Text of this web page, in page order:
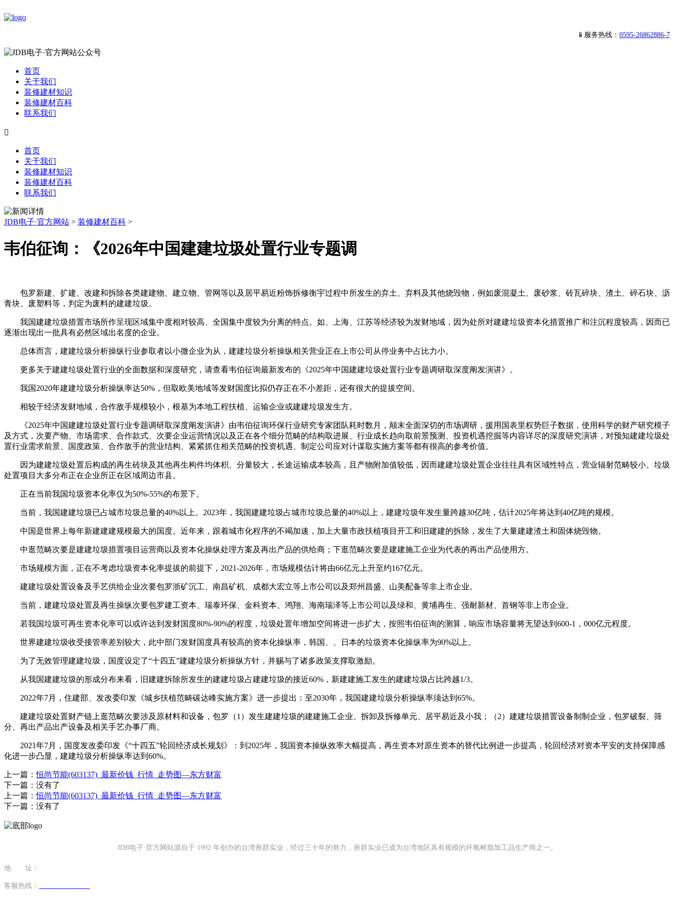
📱服务热线： 0595-26862886-7
首页
关于我们
装修建材知识
装修建材百科
联系我们

首页
关于我们
装修建材知识
装修建材百科
联系我们
JDB电子·官方网站 > 装修建材百科 >
韦伯征询：《2026年中国建建垃圾处置行业专题调
包罗新建、扩建、改建和拆除各类建建物、建立物、管网等以及居平易近粉饰拆修衡宇过程中所发生的弃土、弃料及其他烧毁物，例如废混凝土、废砂浆、砖瓦碎块、渣土、碎石块、沥
青块、废塑料等，判定为废料的建建垃圾。
我国建建垃圾措置市场所作呈现区域集中度相对较高、全国集中度较为分离的特点。如、上海、江苏等经济较为发财地域，因为处所对建建垃圾资本化措置推广和注沉程度较高，因而已
逐渐出现出一批具有必然区域出名度的企业。
总体而言，建建垃圾分析操纵行业参取者以小微企业为从，建建垃圾分析操纵相关营业正在上市公司从停业务中占比力小。
更多关于建建垃圾处置行业的全面数据和深度研究，请查看韦伯征询最新发布的《2025年中国建建垃圾处置行业专题调研取深度阐发演讲》。
我国2020年建建垃圾分析操纵率达50%，但取欧美地域等发财国度比拟仍存正在不小差距，还有很大的提拔空间。
相较于经济发财地域，合作敌手规模较小，根基为本地工程扶植、运输企业或建建垃圾发生方。
《2025年中国建建垃圾处置行业专题调研取深度阐发演讲》由韦伯征询环保行业研究专家团队耗时数月，颠末全面深切的市场调研，援用国表里权势巨子数据，使用科学的财产研究模子
及方式，次要产物、市场需求、合作款式、次要企业运营情况以及正在各个细分范畴的结构取进展、行业成长趋向取前景预测、投资机遇挖掘等内容详尽的深度研究演讲，对预知建建垃圾处
置行业需求前景、国度政策、合作敌手的营业结构、紧紧抓住相关范畴的投资机遇、制定公司应对计谋取实施方案等都有很高的参考价值。
因为建建垃圾处置后构成的再生砖块及其他再生构件均体积、分量较大，长途运输成本较高，且产物附加值较低，因而建建垃圾处置企业往往具有区域性特点，营业辐射范畴较小。垃圾
处置项目大多分布正在企业所正在区域周边市县。
正在当前我国垃圾资本化率仅为50%-55%的布景下。
当前，我国建建垃圾已占城市垃圾总量的40%以上。2023年，我国建建垃圾占城市垃圾总量的40%以上，建建垃圾年发生量跨越30亿吨，估计2025年将达到40亿吨的规模。
中国是世界上每年新建建建规模最大的国度。近年来，跟着城市化程序的不竭加速，加上大量市政扶植项目开工和旧建建的拆除，发生了大量建建渣土和固体烧毁物。
中逛范畴次要是建建垃圾措置项目运营商以及资本化操纵处理方案及再出产品的供给商；下逛范畴次要是建建施工企业为代表的再出产品使用方。
市场规模方面，正在不考虑垃圾资本化率提拔的前提下，2021-2026年，市场规模估计将由66亿元上升至约167亿元。
建建垃圾处置设备及手艺供给企业次要包罗浙矿沉工、南昌矿机、成都大宏立等上市公司以及郑州昌盛、山美配备等非上市企业。
当前，建建垃圾处置及再生操纵次要包罗建工资本、瑞泰环保、金科资本、鸿翔、海南瑞泽等上市公司以及绿和、黄埔再生、强耐新材、首钢等非上市企业。
若我国垃圾可再生资本化率可以或许达到发财国度80%-90%的程度，垃圾处置年增加空间将进一步扩大，按照韦伯征询的测算，响应市场容量将无望达到600-1，000亿元程度。
世界建建垃圾收受接管率差别较大，此中部门发财国度具有较高的资本化操纵率，韩国、、日本的垃圾资本化操纵率为90%以上。
为了无效管理建建垃圾，国度设定了“十四五”建建垃圾分析操纵方针，并赐与了诸多政策支撑取激励。
从我国建建垃圾的形成分布来看，旧建建拆除所发生的建建垃圾占建建垃圾的接近60%，新建建施工发生的建建垃圾占比跨越1/3。
2022年7月，住建部、发改委印发《城乡扶植范畴碳达峰实施方案》进一步提出：至2030年，我国建建垃圾分析操纵率须达到65%。
建建垃圾处置财产链上逛范畴次要涉及原材料和设备，包罗（1）发生建建垃圾的建建施工企业、拆卸及拆修单元、居平易近及小我；（2）建建垃圾措置设备制制企业，包罗破裂、筛
分、再出产品出产设备及相关手艺办事厂商。
2021年7月，国度发改委印发《“十四五”轮回经济成长规划》：到2025年，我国资本操纵效率大幅提高，再生资本对原生资本的替代比例进一步提高，轮回经济对资本平安的支持保障感
化进一步凸显，建建垃圾分析操纵率达到60%。
上一篇：恒尚节能(603137)_最新价钱_行情_走势图—东方财富
下一篇：没有了
上一篇：恒尚节能(603137)_最新价钱_行情_走势图—东方财富
下一篇：没有了
JDB电子·官方网站源自于 1992 年创办的台湾善群实业，经过三十年的努力，善群实业已成为台湾地区具有规模的环氧树脂加工品生产商之一。
地 址：
客服热线：